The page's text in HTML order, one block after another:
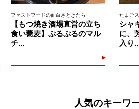
ファストフードの面白さときたら
【もつ焼き酒場直営の立ち
食い蕎麦】ぷるぷるのマル
チ...
たまご
シャ
に、
入り
人気のキーワ